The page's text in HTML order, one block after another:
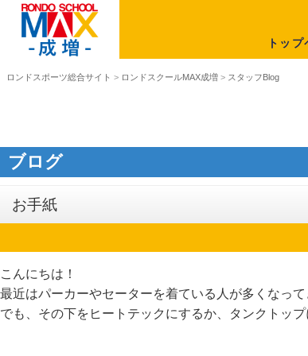
トッ
ロンドスポーツ総合サイト > ロンドスクールMAX成増 > スタッフBlog
ブログ
お手紙
こんにちは！
最近はパーカーやセーターを着ている人が多くなって
でも、その下をヒートテックにするか、タンクトッ